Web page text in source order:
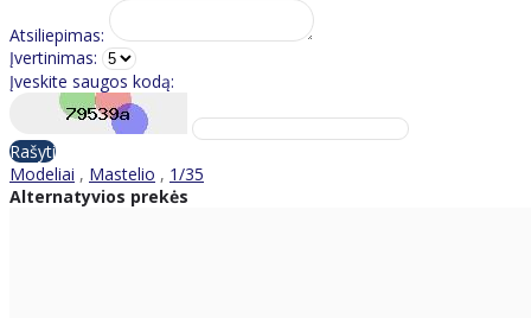
Atsiliepimas:
Įvertinimas:
Įveskite saugos kodą:
Rašyti
Modeliai , Mastelio , 1/35
Alternatyvios prekės